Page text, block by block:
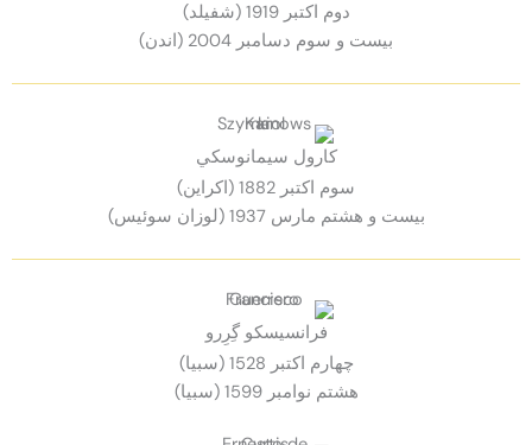
دوم اكتبر 1919 (شفیلد)
بيست و سوم دسامبر 2004 (اندن)
كارول سيمانوسكي
سوم اكتبر 1882 (اكراين)
بيست و هشتم مارس 1937 (لوزان سوئيس)
فرانسيسكو گِرِرو
چهارم اكتبر 1528 (سبيا)
هشتم نوامبر 1599 (سبيا)